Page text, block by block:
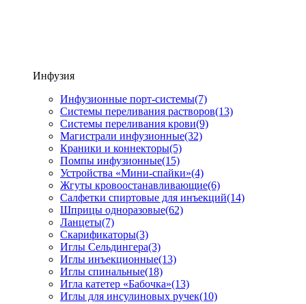
Инфузия
Инфузионные порт-системы(7)
Системы переливания растворов(13)
Системы переливания крови(9)
Магистрали инфузионные(32)
Краники и коннекторы(5)
Помпы инфузионные(15)
Устройства «Мини-спайки»(4)
Жгуты кровоостанавливающие(6)
Салфетки спиртовые для инъекций(14)
Шприцы одноразовые(62)
Ланцеты(7)
Скарификаторы(3)
Иглы Сельдингера(3)
Иглы инъекционные(13)
Иглы спинальные(18)
Игла катетер «Бабочка»(13)
Иглы для инсулиновых ручек(10)